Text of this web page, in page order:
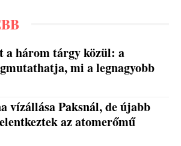
a három tárgy közül: a
mi a legnagyobb
vízállása Paksnál, de újabb
az atomerőmű